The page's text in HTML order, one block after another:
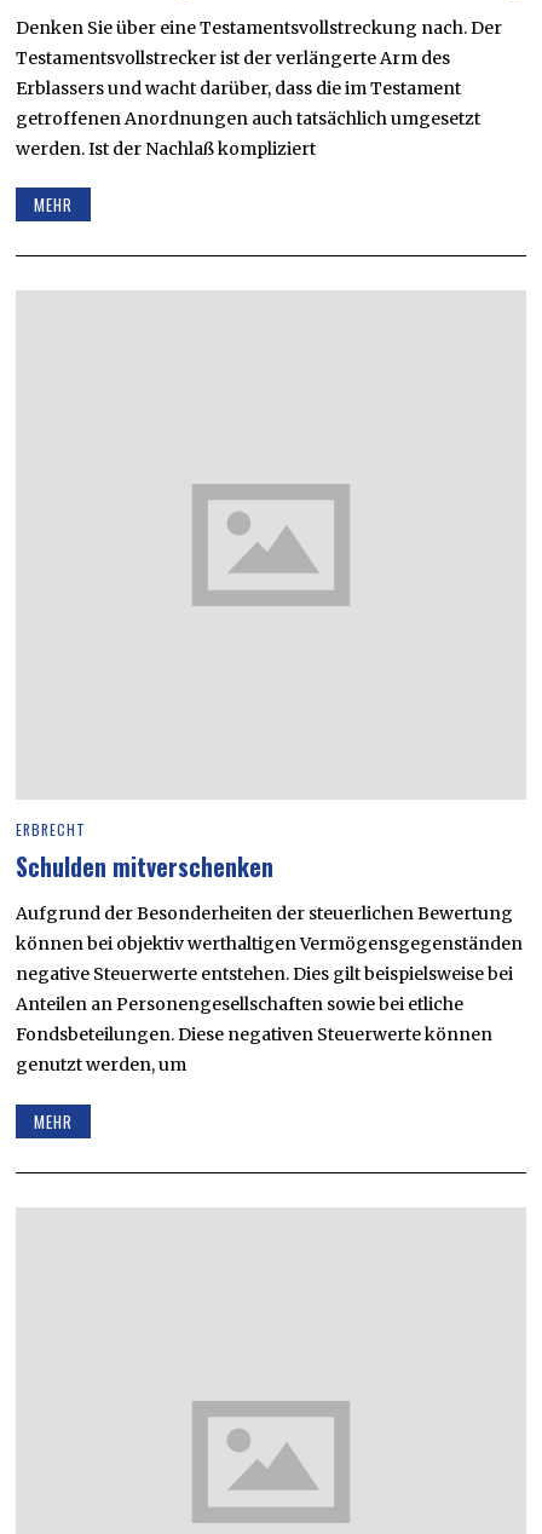
Denken Sie über eine Testamentsvollstreckung nach. Der
Testamentsvollstrecker ist der verlängerte Arm des
Erblassers und wacht darüber, dass die im Testament
getroffenen Anordnungen auch tatsächlich umgesetzt
werden. Ist der Nachlaß kompliziert
MEHR
ERBRECHT
Schulden mitverschenken
Aufgrund der Besonderheiten der steuerlichen Bewertung
können bei objektiv werthaltigen Vermögensgegenständen
negative Steuerwerte entstehen. Dies gilt beispielsweise bei
Anteilen an Personengesellschaften sowie bei etliche
Fondsbeteilungen. Diese negativen Steuerwerte können
genutzt werden, um
MEHR